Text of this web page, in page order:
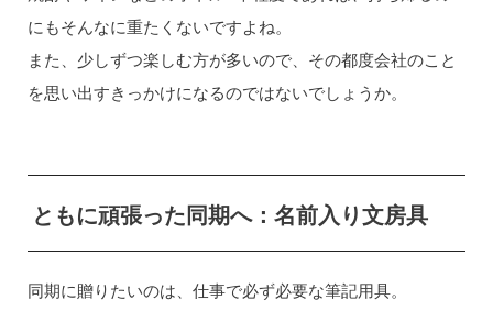
にもそんなに重たくないですよね。
また、少しずつ楽しむ方が多いので、その都度会社のこと
を思い出すきっかけになるのではないでしょうか。
ともに頑張った同期へ：名前入り文房具
同期に贈りたいのは、仕事で必ず必要な筆記用具。